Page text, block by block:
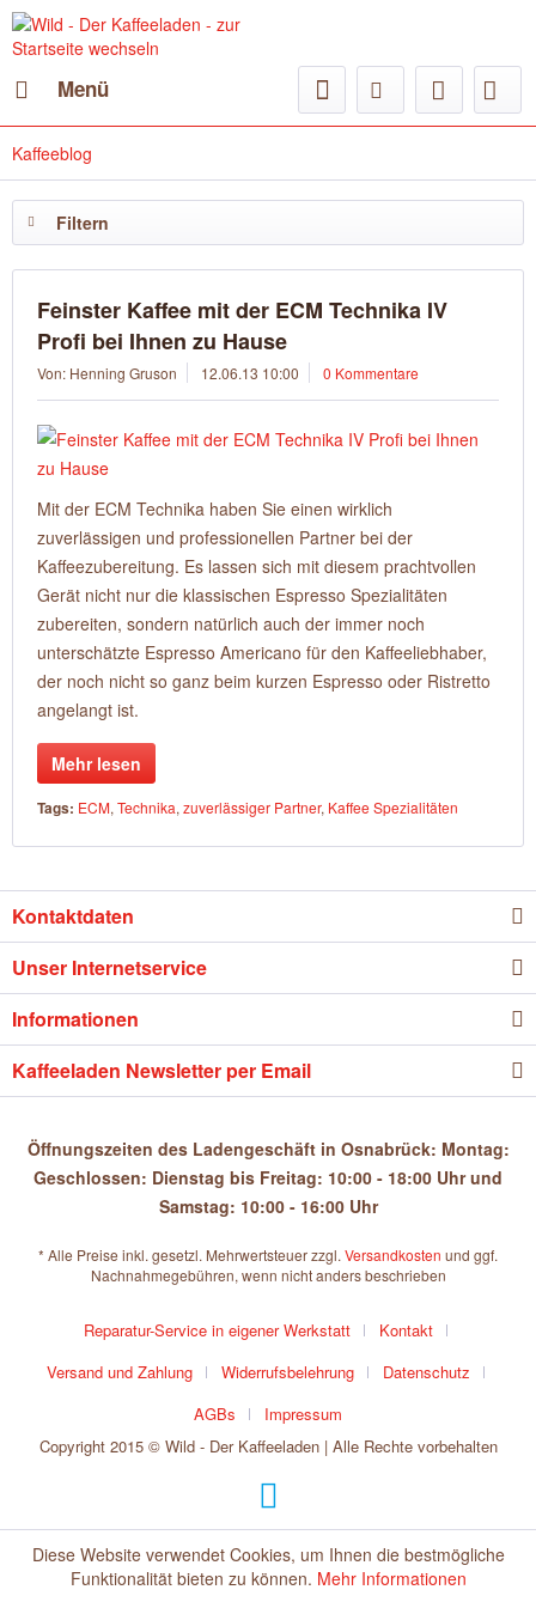
Menü
Kaffeeblog
Filtern
Feinster Kaffee mit der ECM Technika IV
Profi bei Ihnen zu Hause
Von: Henning Gruson 12.06.13 10:00 0 Kommentare
Mit der ECM Technika haben Sie einen wirklich
zuverlässigen und professionellen Partner bei der
Kaffeezubereitung. Es lassen sich mit diesem prachtvollen
Gerät nicht nur die klassischen Espresso Spezialitäten
zubereiten, sondern natürlich auch der immer noch
unterschätzte Espresso Americano für den Kaffeeliebhaber,
der noch nicht so ganz beim kurzen Espresso oder Ristretto
angelangt ist.
Mehr lesen
Tags: ECM, Technika, zuverlässiger Partner, Kaffee Spezialitäten
Kontaktdaten
Unser Internetservice
Informationen
Kaffeeladen Newsletter per Email
Öffnungszeiten des Ladengeschäft in Osnabrück: Montag:
Geschlossen: Dienstag bis Freitag: 10:00 - 18:00 Uhr und
Samstag: 10:00 - 16:00 Uhr
* Alle Preise inkl. gesetzl. Mehrwertsteuer zzgl. Versandkosten und ggf.
Nachnahmegebühren, wenn nicht anders beschrieben
Reparatur-Service in eigener Werkstatt
Kontakt
Versand und Zahlung
Widerrufsbelehrung
Datenschutz
AGBs
Impressum
Copyright 2015 © Wild - Der Kaffeeladen | Alle Rechte vorbehalten
Diese Website verwendet Cookies, um Ihnen die bestmögliche
Funktionalität bieten zu können. Mehr Informationen